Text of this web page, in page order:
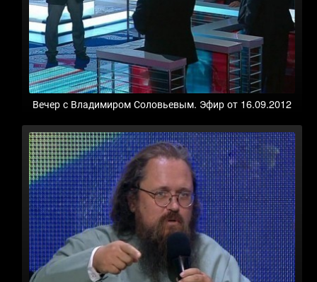
Вечер с Владимиром Соловьевым. Эфир от 16.09.2012